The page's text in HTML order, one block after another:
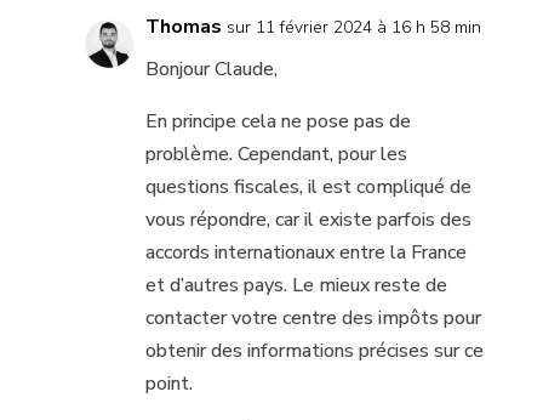
Thomas sur 11 février 2024 à 16 h 58 min
Bonjour Claude,
En principe cela ne pose pas de
problème. Cependant, pour les
questions fiscales, il est compliqué de
vous répondre, car il existe parfois des
accords internationaux entre la France
et d’autres pays. Le mieux reste de
contacter votre centre des impôts pour
obtenir des informations précises sur ce
point.